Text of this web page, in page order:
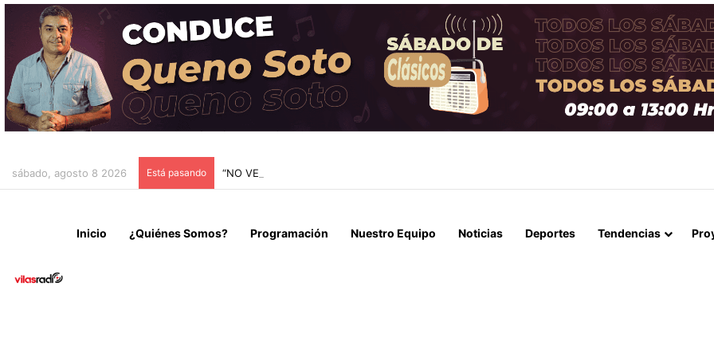
sábado, agosto 8 2026 Está pasando “NO VENIMOS A CELEBRAR LA MUERTE, SINO LA VIDA”: LA EMOTIVA ROMERÍA AL CEMENTERIO
Inicio ¿Quiénes Somos? Programación Nuestro Equipo Noticias Deportes Tendencias